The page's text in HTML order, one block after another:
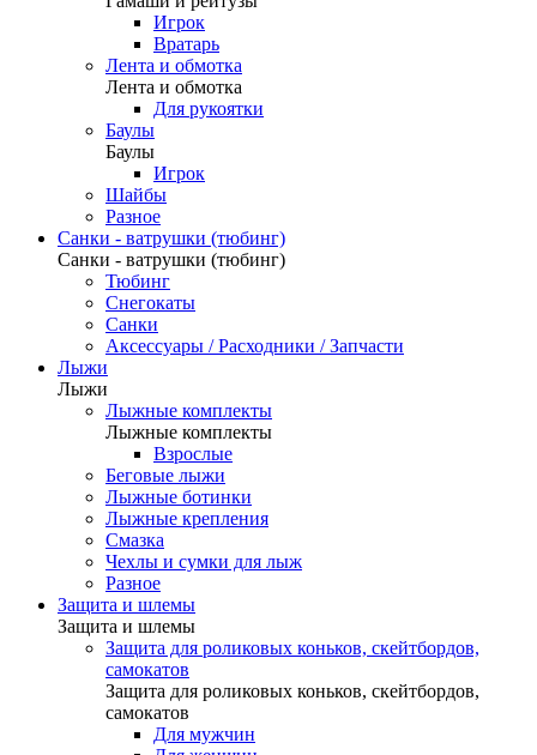
Игрок
Вратарь
Лента и обмотка
Лента и обмотка
Для рукоятки
Баулы
Баулы
Игрок
Шайбы
Разное
Санки - ватрушки (тюбинг)
Санки - ватрушки (тюбинг)
Тюбинг
Снегокаты
Санки
Аксессуары / Расходники / Запчасти
Лыжи
Лыжи
Лыжные комплекты
Лыжные комплекты
Взрослые
Беговые лыжи
Лыжные ботинки
Лыжные крепления
Смазка
Чехлы и сумки для лыж
Разное
Защита и шлемы
Защита и шлемы
Защита для роликовых коньков, скейтбордов,
самокатов
Защита для роликовых коньков, скейтбордов,
самокатов
Для мужчин